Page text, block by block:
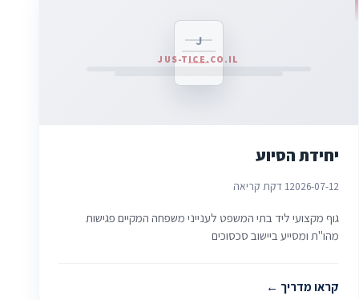
J
JUS-TICE.CO.IL
יחידת הסיוע
2026-07-121 דקת קריאה
גוף מקצועי ליד בתי המשפט לענייני משפחה המקיים פגישות
מהו"ת ומסייע ביישוב סכסוכים
קראו מדריך